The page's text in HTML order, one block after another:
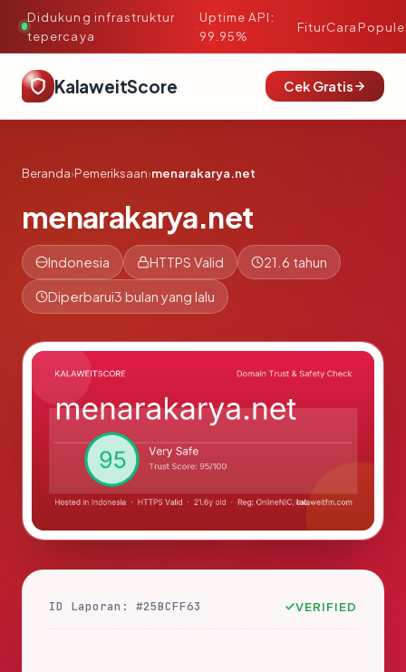
Didukung infrastruktur
tepercaya
·
Uptime API:
99.95%
FiturCara
KalaweitScore Cek Gratis
Beranda›Pemeriksaan›menarakarya.net
menarakarya.net
Indonesia HTTPS Valid 21.6 tahun
Diperbarui3 bulan yang lalu
ID Laporan: #25BCFF63 VERIFIED